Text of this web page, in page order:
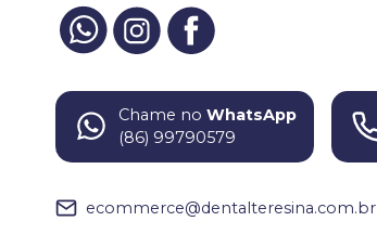
Chame no WhatsApp
(86) 99790579
ecommerce@dentalteresina.com.br